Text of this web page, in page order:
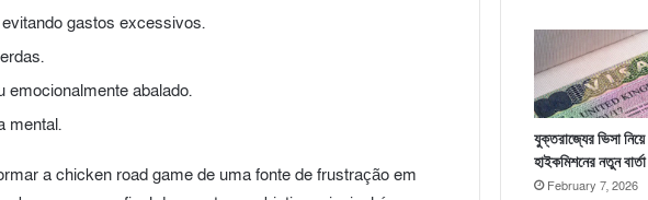
gastos excessivos.
emocionalmente abalado.
mental.
a chicken road game de uma fonte de frustração em
যুক্তরাজ্যের ভিসা নিয়ে
হাইকমিশনের নতুন বার্তা
February 7, 2026